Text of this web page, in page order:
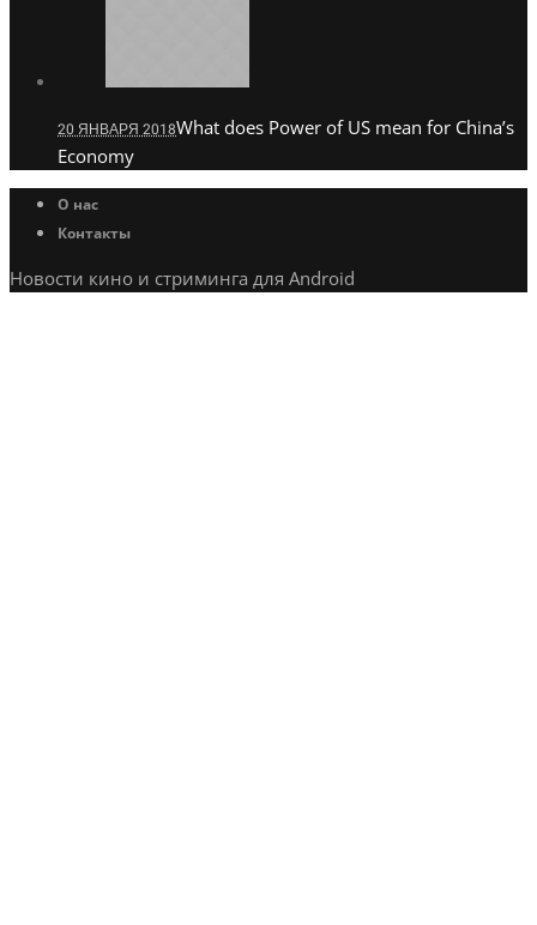
20 ЯНВАРЯ 2018What does Power of US mean for China’s
Economy
О нас
Контакты
Новости кино и стриминга для Android